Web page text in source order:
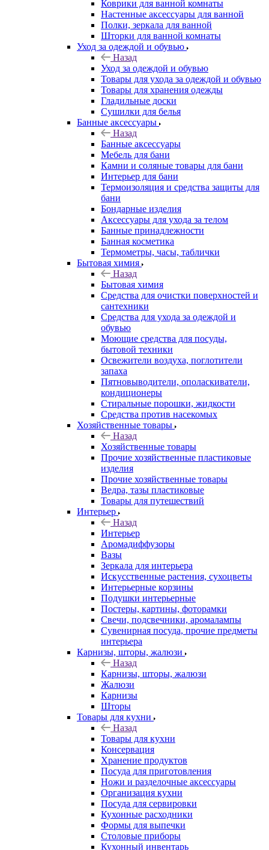
Коврики для ванной комнаты
Настенные аксессуары для ванной
Полки, зеркала для ванной
Шторки для ванной комнаты
Уход за одеждой и обувью
Назад
Уход за одеждой и обувью
Товары для ухода за одеждой и обувью
Товары для хранения одежды
Гладильные доски
Сушилки для белья
Банные аксессуары
Назад
Банные аксессуары
Мебель для бани
Камни и соляные товары для бани
Интерьер для бани
Термоизоляция и средства защиты для
бани
Бондарные изделия
Аксеcсуары для ухода за телом
Банные принадлежности
Банная косметика
Термометры, часы, таблички
Бытовая химия
Назад
Бытовая химия
Средства для очистки поверхностей и
сантехники
Средства для ухода за одеждой и
обувью
Моющие средства для посуды,
бытовой техники
Освежители воздуха, поглотители
запаха
Пятновыводители, ополаскиватели,
кондиционеры
Стиральные порошки, жидкости
Средства против насекомых
Хозяйственные товары
Назад
Хозяйственные товары
Прочие хозяйственные пластиковые
изделия
Прочие хозяйственные товары
Ведра, тазы пластиковые
Товары для путешествий
Интерьер
Назад
Интерьер
Аромадиффузоры
Вазы
Зеркала для интерьера
Искусственные растения, сухоцветы
Интерьерные корзины
Подушки интерьерные
Постеры, картины, фоторамки
Свечи, подсвечники, аромалампы
Сувенирная посуда, прочие предметы
интерьера
Карнизы, шторы, жалюзи
Назад
Карнизы, шторы, жалюзи
Жалюзи
Карнизы
Шторы
Товары для кухни
Назад
Товары для кухни
Консервация
Хранение продуктов
Посуда для приготовления
Ножи и разделочные аксессуары
Организация кухни
Посуда для сервировки
Кухонные расходники
Формы для выпечки
Столовые приборы
Кухонный инвентарь